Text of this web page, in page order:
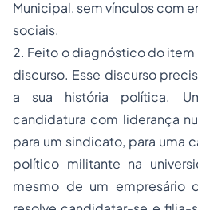
Municipal, sem vínculos com
sociais.
2. Feito o diagnóstico do item
discurso. Esse discurso
a sua história política.
candidatura com liderança
para um sindicato, para uma
político militante na
mesmo de um empresário